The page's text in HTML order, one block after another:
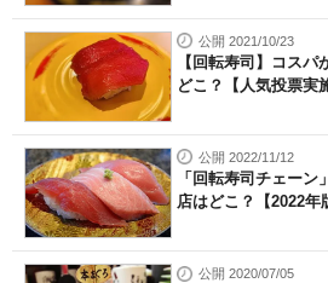
公開 2021/10/23
【回転寿司】コス
どこ？【人気投票実
公開 2022/11/12
「回転寿司チェー
店はどこ？【2022年
公開 2020/07/05